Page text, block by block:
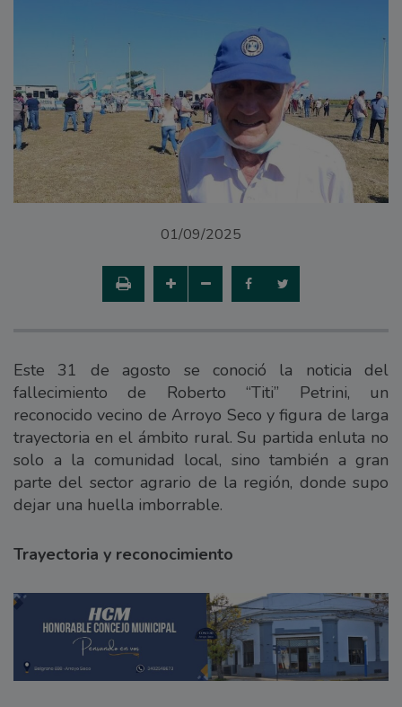
01/09/2025
Este 31 de agosto se conoció la noticia del
fallecimiento de Roberto “Titi” Petrini, un
reconocido vecino de Arroyo Seco y figura de larga
trayectoria en el ámbito rural. Su partida enluta no
solo a la comunidad local, sino también a gran
parte del sector agrario de la región, donde supo
dejar una huella imborrable.
Trayectoria y reconocimiento